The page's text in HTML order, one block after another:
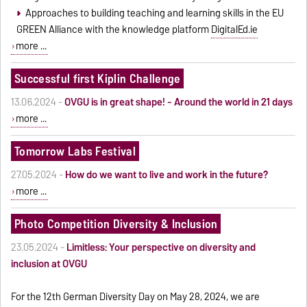
Approaches to building teaching and learning skills in the EU
GREEN Alliance with the knowledge platformDigitalEd.ie
more ...
Successful first Kiplin Challenge
13.06.2024 -OVGU is in great shape! - Around the world in 21 days
more ...
Tomorrow Labs Festival
27.05.2024 -How do we want to live and work in the future?
more ...
Photo Competition Diversity & Inclusion
23.05.2024 -Limitless: Your perspective on diversity and
inclusion at OVGU
For the 12th German Diversity Day on May 28, 2024, we are